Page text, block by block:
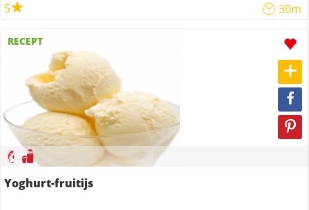
5 30m
RECEPT
Yoghurt-fruitijs